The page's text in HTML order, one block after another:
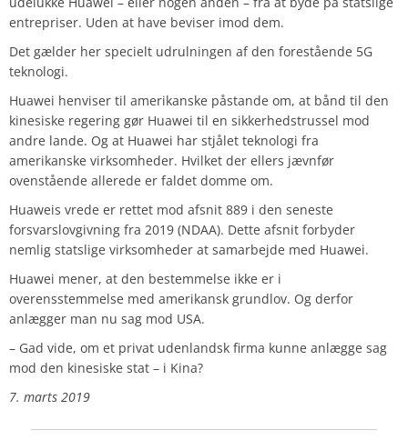
entrepriser. Uden at have beviser imod dem.
Det gælder her specielt udrulningen af den forestående 5G
teknologi.
Huawei henviser til amerikanske påstande om, at bånd til den
kinesiske regering gør Huawei til en sikkerhedstrussel mod
andre lande. Og at Huawei har stjålet teknologi fra
amerikanske virksomheder. Hvilket der ellers jævnfør
ovenstående allerede er faldet domme om.
Huaweis vrede er rettet mod afsnit 889 i den seneste
forsvarslovgivning fra 2019 (NDAA). Dette afsnit forbyder
nemlig statslige virksomheder at samarbejde med Huawei.
Huawei mener, at den bestemmelse ikke er i
overensstemmelse med amerikansk grundlov. Og derfor
anlægger man nu sag mod USA.
– Gad vide, om et privat udenlandsk firma kunne anlægge sag
mod den kinesiske stat – i Kina?
7. marts 2019